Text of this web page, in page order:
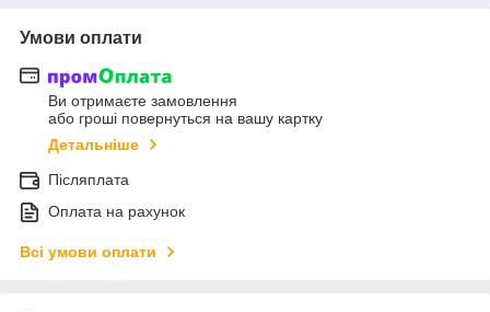
Умови оплати
Ви отримаєте замовлення
або гроші повернуться на вашу картку
Детальніше
Післяплата
Оплата на рахунок
Всі умови оплати